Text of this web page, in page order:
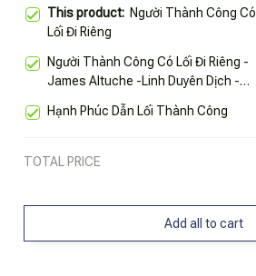
This product: Người Thành Công Có
Lối Đi Riêng
Người Thành Công Có Lối Đi Riêng -
James Altuche -Linh Duyên Dịch -
Hạnh Phúc Dẫn Lối Thành Công
TOTAL PRICE
Add all to cart